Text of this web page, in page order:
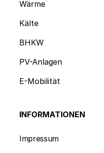
Wärme
Kälte
BHKW
PV-Anlagen
E-Mobilität
INFORMATIONEN
Impressum